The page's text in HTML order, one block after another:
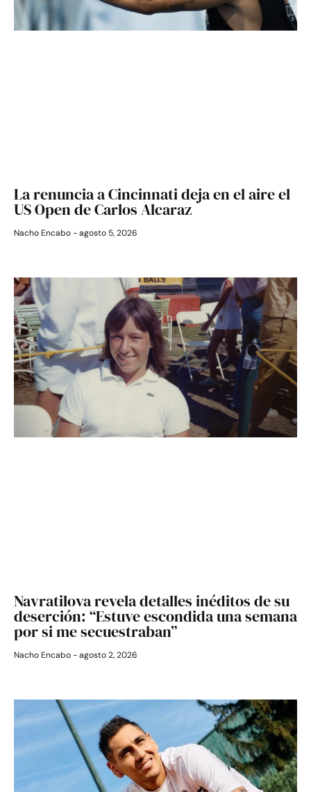
La renuncia a Cincinnati deja en el aire el
US Open de Carlos Alcaraz
Nacho Encabo agosto 5, 2026
Navratilova revela detalles inéditos de su
deserción: “Estuve escondida una semana
por si me secuestraban”
Nacho Encabo agosto 2, 2026